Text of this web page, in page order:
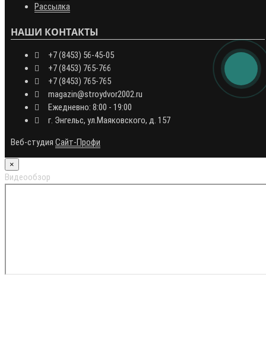
Рассылка
НАШИ КОНТАКТЫ
+7 (8453) 56-45-05
+7 (8453) 765-766
+7 (8453) 765-765
magazin@stroydvor2002.ru
Ежедневно: 8:00 - 19:00
г. Энгельс, ул.Маяковского, д. 157
Веб-студия Сайт-Профи
×
Видеообзор